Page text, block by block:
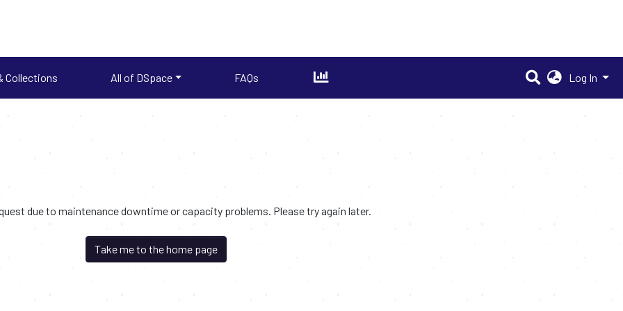
Collections All of DSpace FAQs Log In
due to maintenance downtime or capacity problems. Please try again later.
Take me to the home page